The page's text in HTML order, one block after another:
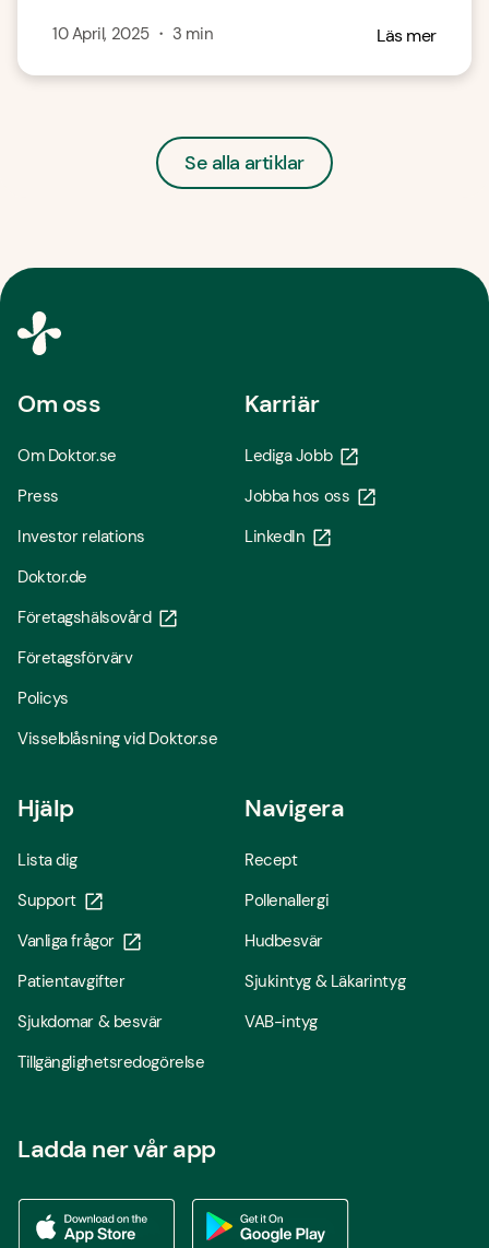
10 April, 2025・ 3 min Läs mer
Se alla artiklar
Om oss
Om Doktor.se
Press
Investor relations
Doktor.de
Företagshälsovård
Företagsförvärv
Policys
Visselblåsning vid Doktor.se
Karriär
Lediga Jobb
Jobba hos oss
LinkedIn
Hjälp
Lista dig
Support
Vanliga frågor
Patientavgifter
Sjukdomar & besvär
Tillgänglighetsredogörelse
Navigera
Recept
Pollenallergi
Hudbesvär
Sjukintyg & Läkarintyg
VAB-intyg
Ladda ner vår app